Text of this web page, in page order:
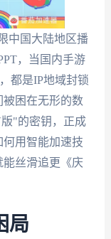
中国大陆地区播
，当国内手游
都是IP地域封锁
困在无形的数
"的密钥，正成
用智能加速技
丝滑追更《庆
局